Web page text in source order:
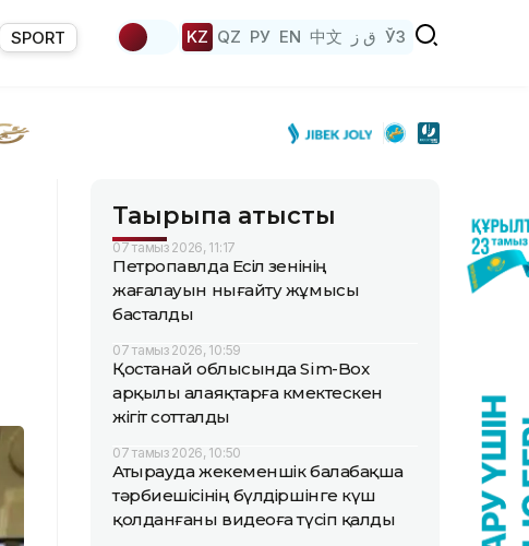
SPORT KZ QZ РУ EN 中文 ق ز ЎЗ
Тақырыпқа қатысты
07 тамыз 2026, 11:17
Петропавлда Есіл өзенінің
жағалауын нығайту жұмысы
басталды
07 тамыз 2026, 10:59
Қостанай облысында Sim-Box
арқылы алаяқтарға көмектескен
жігіт сотталды
07 тамыз 2026, 10:50
Атырауда жекеменшік балабақша
тәрбиешісінің бүлдіршінге күш
қолданғаны видеоға түсіп қалды